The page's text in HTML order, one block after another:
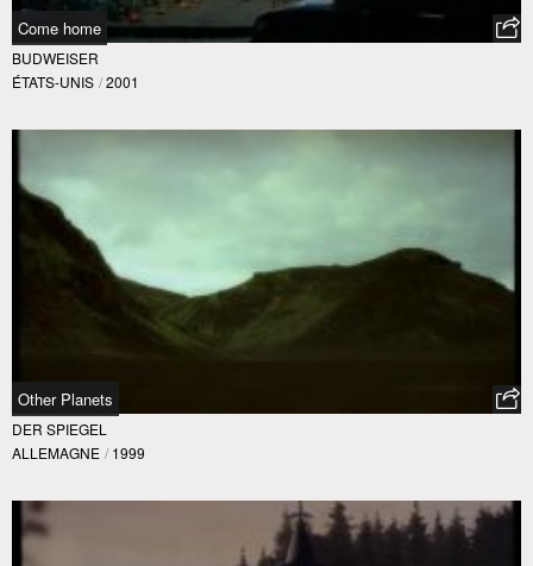
Come home
BUDWEISER
ÉTATS-UNIS / 2001
Other Planets
DER SPIEGEL
ALLEMAGNE / 1999